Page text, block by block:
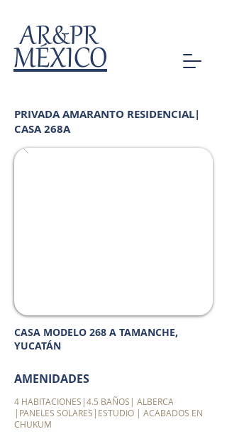
MÉXICO
AR&PR
PRIVADA AMARANTO RESIDENCIAL|
CASA 268A
CASA MODELO 268 A TAMANCHE,
YUCATÁN
AMENIDADES
4 HABITACIONES|4.5 BAÑOS| ALBERCA
|PANELES SOLARES|ESTUDIO | ACABADOS EN
CHUKUM